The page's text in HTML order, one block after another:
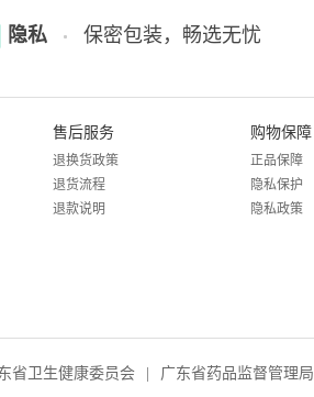
隐私 保密包装，畅选无忧
售后服务
退换货政策
退货流程
退款说明
购物保障
正品保障
隐私保护
隐私政策
省卫生健康委员会 广东省药品监督管理局